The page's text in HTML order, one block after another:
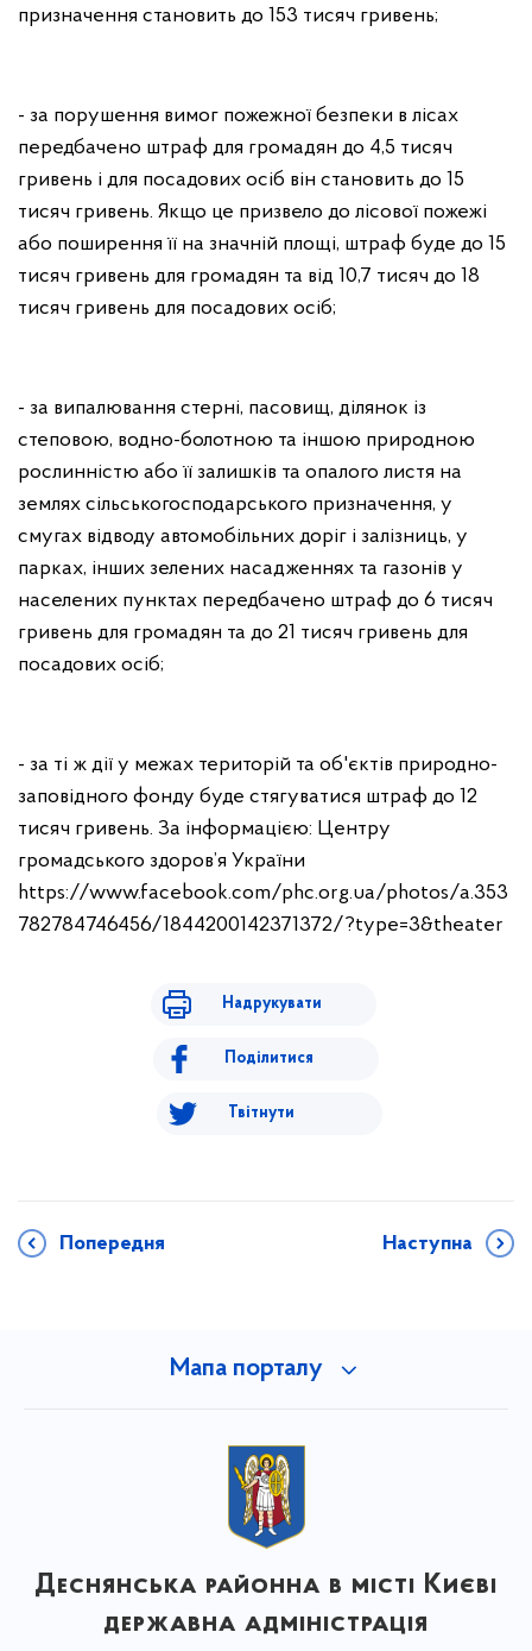
призначення становить до 153 тисяч гривень;
- за порушення вимог пожежної безпеки в лісах
передбачено штраф для громадян до 4,5 тисяч
гривень і для посадових осіб він становить до 15
тисяч гривень. Якщо це призвело до лісової пожежі
або поширення її на значній площі, штраф буде до 15
тисяч гривень для громадян та від 10,7 тисяч до 18
тисяч гривень для посадових осіб;
- за випалювання стерні, пасовищ, ділянок із
степовою, водно-болотною та іншою природною
рослинністю або її залишків та опалого листя на
землях сільськогосподарського призначення, у
смугах відводу автомобільних доріг і залізниць, у
парках, інших зелених насадженнях та газонів у
населених пунктах передбачено штраф до 6 тисяч
гривень для громадян та до 21 тисяч гривень для
посадових осіб;
- за ті ж дії у межах територій та об'єктів природно-
заповідного фонду буде стягуватися штраф до 12
тисяч гривень. За інформацією: Центру
громадського здоров’я України
https://www.facebook.com/phc.org.ua/photos/a.353
782784746456/1844200142371372/?type=3&theater
Надрукувати
Поділитися
Твітнути
Попередня Наступна
Мапа порталу
Деснянська районна в місті Києві
державна адміністрація